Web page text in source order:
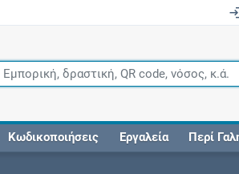
Κωδικοποιήσεις Εργαλεία Περί